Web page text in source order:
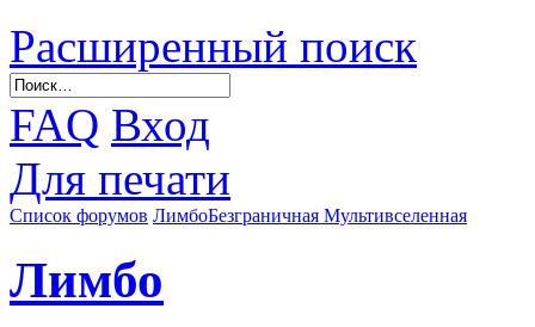
Расширенный поиск
FAQ Вход
Для печати
Список форумов ЛимбоБезграничная Мультивселенная
Лимбо